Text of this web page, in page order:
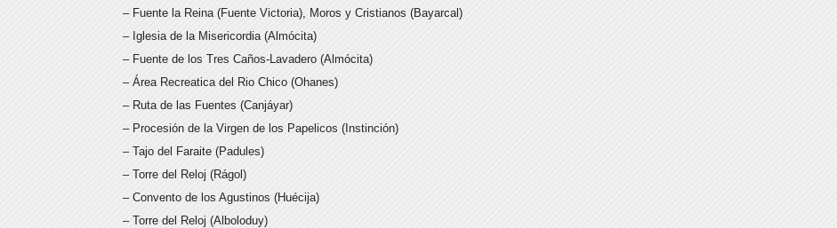
– Fuente la Reina (Fuente Victoria), Moros y Cristianos (Bayarcal)
– Iglesia de la Misericordia (Almócita)
– Fuente de los Tres Caños-Lavadero (Almócita)
– Área Recreatica del Rio Chico (Ohanes)
– Ruta de las Fuentes (Canjáyar)
– Procesión de la Virgen de los Papelicos (Instinción)
– Tajo del Faraite (Padules)
– Torre del Reloj (Rágol)
– Convento de los Agustinos (Huécija)
– Torre del Reloj (Alboloduy)